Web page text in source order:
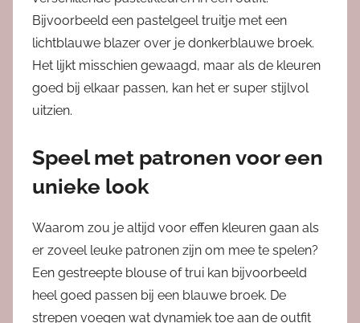
Bijvoorbeeld een pastelgeel truitje met een
lichtblauwe blazer over je donkerblauwe broek.
Het lijkt misschien gewaagd, maar als de kleuren
goed bij elkaar passen, kan het er super stijlvol
uitzien.
Speel met patronen voor een
unieke look
Waarom zou je altijd voor effen kleuren gaan als
er zoveel leuke patronen zijn om mee te spelen?
Een gestreepte blouse of trui kan bijvoorbeeld
heel goed passen bij een blauwe broek. De
strepen voegen wat dynamiek toe aan de outfit